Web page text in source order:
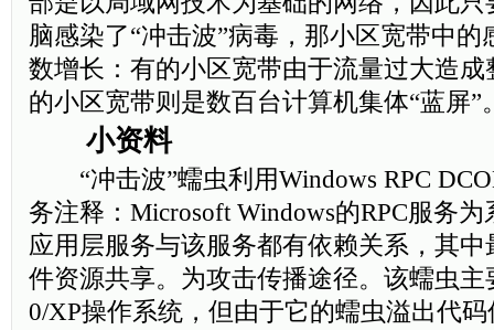
脑感染了“冲击波”病毒，那小区宽带中
数增长：有的小区宽带由于流量过大造
的小区宽带则是数百台计算机集体“蓝屏”
小资料
“冲击波”蠕虫利用Windows RPC
务注释：Microsoft Windows的RPC服务
应用层服务与该服务都有依赖关系，其
件资源共享。为攻击传播途径。该蠕虫主
0/XP操作系统，但由于它的蠕虫溢出代